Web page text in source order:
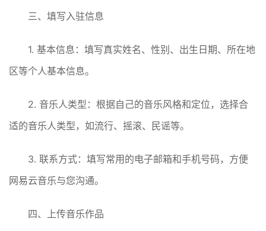
三、填写入驻信息
1. 基本信息：填写真实姓名、性别、出生日期、所在地
区等个人基本信息。
2. 音乐人类型：根据自己的音乐风格和定位，选择合
适的音乐人类型，如流行、摇滚、民谣等。
3. 联系方式：填写常用的电子邮箱和手机号码，方便
网易云音乐与您沟通。
四、上传音乐作品